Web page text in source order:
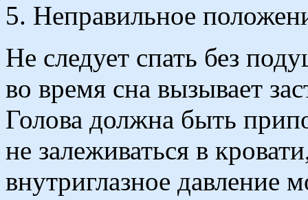
5. Неправильное
Не следует спать без
во время сна вызывает
Голова должна быть
не залеживаться в
внутриглазное давление